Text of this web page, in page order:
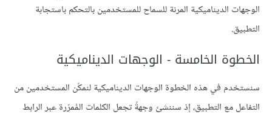
الوجهات الديناميكية المرنة للسماح للمستخدمين بالتحكم باستجابة
التطبيق.
الخطوة الخامسة - الوجهات الديناميكية
سنستخدم في هذه الخطوة الوجهات الديناميكية لنمكّن المستخدمين من
التفاعل مع التطبيق، إذ سننشئ وجهةً تجعل الكلمات المُمرّرة عبر الرابط